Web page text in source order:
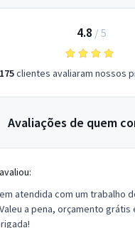
4.8 / 5
175clientes avaliaram nossos
Avaliações de quem
avaliou:
atendida com um trabalho
a pena, orçamento grátis